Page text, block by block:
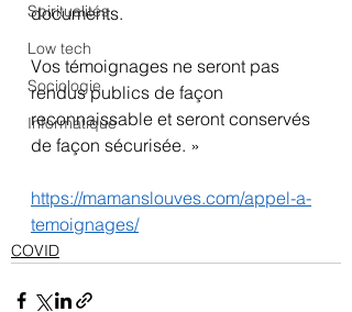
Spiritualités
Low tech
Sociologie
Informatique
documents.
Vos témoignages ne seront pas
rendus publics de façon
reconnaissable et seront conservés
de façon sécurisée. »
https://mamanslouves.com/appel-a-
temoignages/
COVID